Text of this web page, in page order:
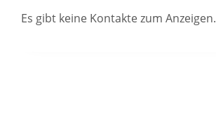
Es gibt keine Kontakte zum Anzeigen.